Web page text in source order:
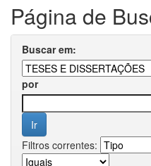
Página de
Buscar em:
por
Filtros correntes: